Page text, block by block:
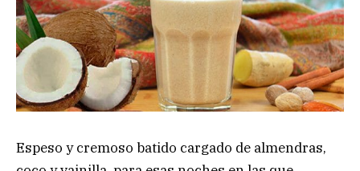
Espeso y cremoso batido cargado de almendras,